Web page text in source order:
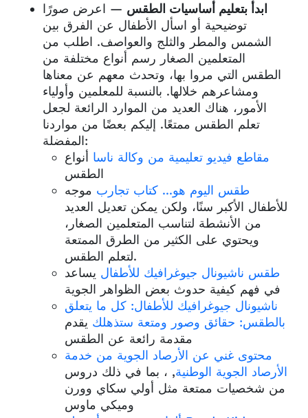
ابدأ بتعليم أساسيات الطقس — اعرض صورًا
توضيحية أو اسأل الأطفال عن الفرق بين
الشمس والمطر والثلج والعواصف. اطلب من
المتعلمين الصغار رسم أنواع مختلفة من
الطقس التي مروا بها، وتحدث معهم عن معناها
ومشاعرهم خلالها. بالنسبة للمعلمين وأولياء
الأمور، هناك العديد من الموارد الرائعة لجعل
تعلم الطقس ممتعًا. إليكم بعضًا من مواردنا
المفضلة:
مقاطع فيديو تعليمية من وكالة ناسا أنواع
الطقس
طقس اليوم هو... كتاب تجارب موجه
للأطفال الأكبر سنًا، ولكن يمكن تعديل العديد
من الأنشطة لتناسب المتعلمين الصغار،
ويحتوي على الكثير من الطرق الممتعة
لتعلم الطقس.
طقس ناشيونال جيوغرافيك للأطفال يساعد
في فهم كيفية حدوث بعض الظواهر الجوية
ناشيونال جيوغرافيك للأطفال: كل ما يتعلق
بالطقس: حقائق وصور ومتعة ستذهلك يقدم
محتوى غني عن الأرصاد الجوية من خدمة
الأرصاد الجوية الوطنية, ، بما في ذلك دروس
من شخصيات ممتعة مثل أولي سكاي وورن
وميكي ماوس